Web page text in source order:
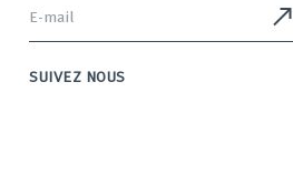
SUIVEZ NOUS